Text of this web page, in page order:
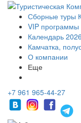
Сборные
VIP программы
Календарь 2026
Камчатка,
О компании
Еще
+7 961 965-44-27